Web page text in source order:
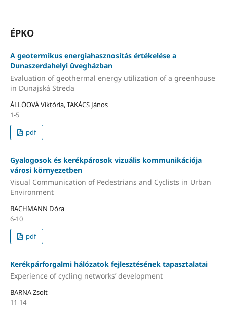
ÉPKO
A geotermikus energiahasznosítás értékelése a
Dunaszerdahelyi üvegházban
Evaluation of geothermal energy utilization of a greenhouse
in Dunajská Streda
ÁLLÓOVÁ Viktória, TAKÁCS János
1-5
pdf
Gyalogosok és kerékpárosok vizuális kommunikációja
városi környezetben
Visual Communication of Pedestrians and Cyclists in Urban
Environment
BACHMANN Dóra
6-10
pdf
Kerékpárforgalmi hálózatok fejlesztésének tapasztalatai
Experience of cycling networks’ development
BARNA Zsolt
11-14